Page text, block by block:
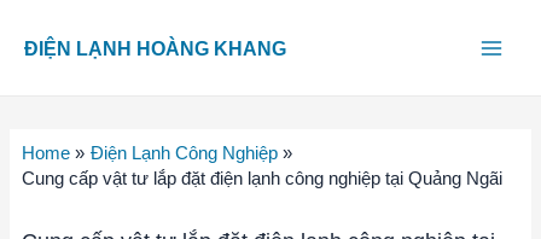
content
ĐIỆN LẠNH HOÀNG KHANG
Home
Điện Lạnh Công Nghiệp
Cung cấp vật tư lắp đặt điện lạnh công nghiệp tại Quảng Ngãi